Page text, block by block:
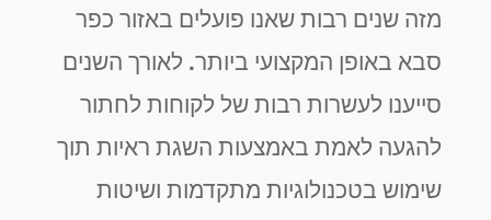
מזה שנים רבות שאנו פועלים באזור כפר
סבא באופן המקצועי ביותר. לאורך השנים
סייענו לעשרות רבות של לקוחות לחתור
להגעה לאמת באמצעות השגת ראיות תוך
שימוש בטכנולוגיות מתקדמות ושיטות